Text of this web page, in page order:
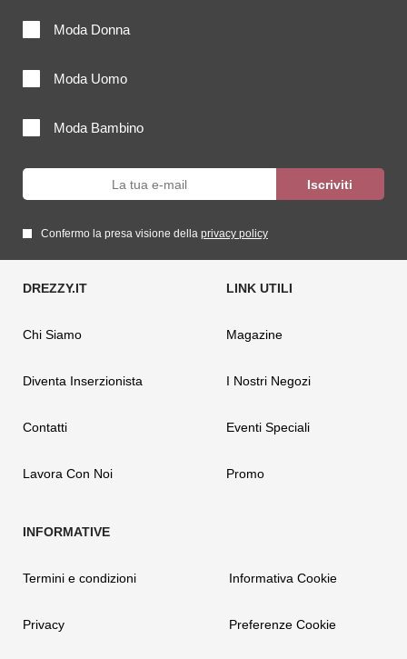
Moda Donna
Moda Uomo
Moda Bambino
Confermo la presa visione della privacy policy
Chi Siamo
Diventa Inserzionista
Contatti
Lavora Con Noi
Magazine
I Nostri Negozi
Eventi Speciali
Promo
Termini e condizioni
Privacy
Informativa Cookie
Preferenze Cookie